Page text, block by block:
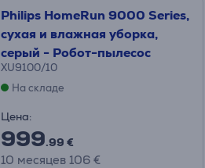
Philips HomeRun 9000 Series,
сухая и влажная уборка,
серый - Робот-пылесос
XU9100/10
На складе
Цена:
999.99 €
10 месяцев 106 €